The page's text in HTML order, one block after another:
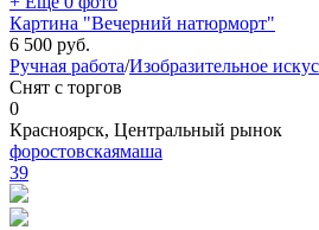
Картина "Вечерний натюрморт"
6 500 руб.
Ручная работа/Изобразительное
Снят с торгов
0
Красноярск, Центральный рынок
форостовскаямаша
39